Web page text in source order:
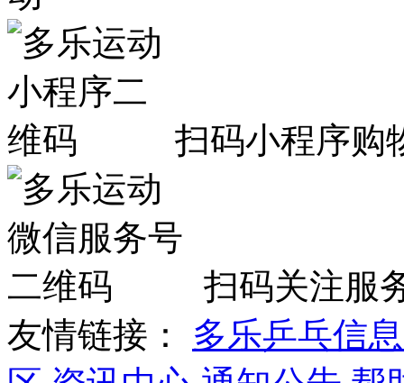
扫码小程序购
扫码关注服
友情链接：
多乐乒乓信